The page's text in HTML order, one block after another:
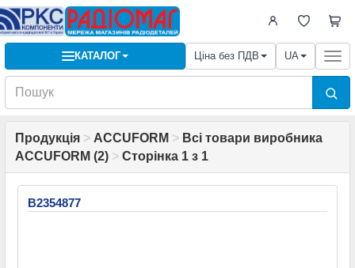
КАТАЛОГ Ціна без ПДВ UA
Продукція > ACCUFORM > Всі товари виробника
ACCUFORM (2) > Сторінка 1 з 1
B2354877